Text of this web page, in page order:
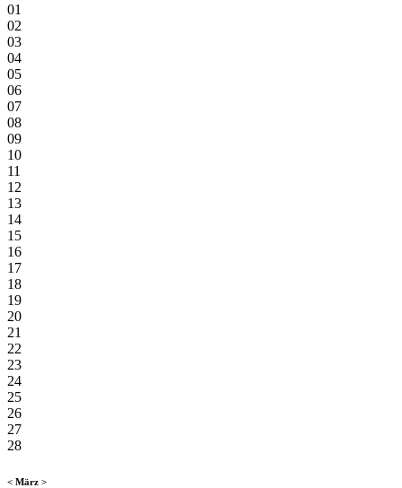
01
02
03
04
05
06
07
08
09
10
11
12
13
14
15
16
17
18
19
20
21
22
23
24
25
26
27
28
< März >